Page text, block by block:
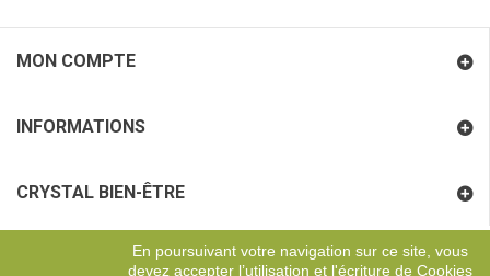
En poursuivant votre navigation sur ce site, vous
devez accepter l’utilisation et l'écriture de Cookies
MON COMPTE
INFORMATIONS
CRYSTAL BIEN-ÊTRE
COORDONNÉES